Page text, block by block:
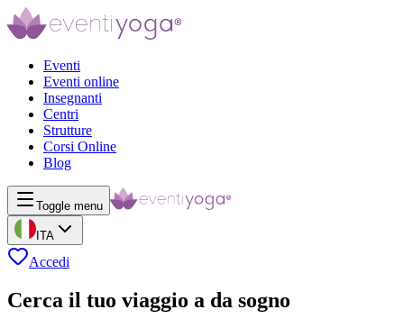
Eventi
Eventi online
Insegnanti
Centri
Strutture
Corsi Online
Blog
Toggle menu
ITA
Accedi
Cerca il tuo viaggio a da sogno